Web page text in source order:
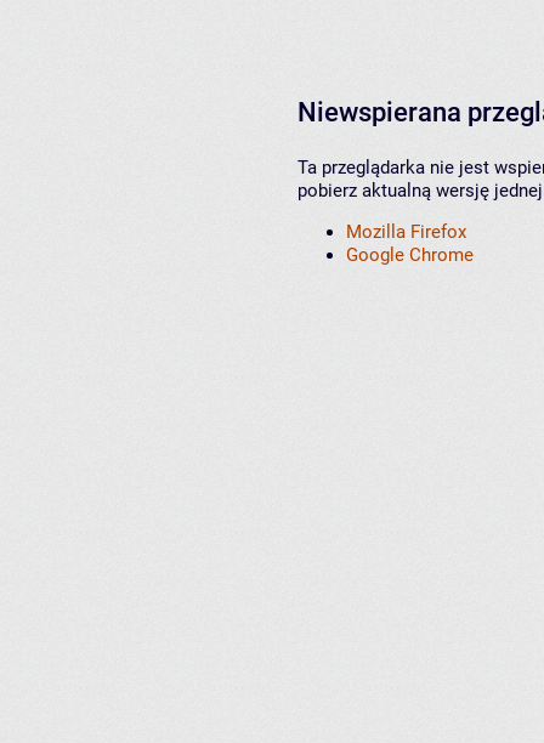
Niewspierana
Ta przeglądarka nie jest
pobierz aktualną wersję
Mozilla Firefox
Google Chrome